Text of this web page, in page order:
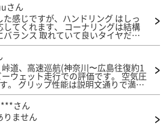
さん
感じですが、ハンドリング はしっ
てくれます、 コーナリングは結構
ランス 取れていて良いタイヤだと
道、高速巡航(神奈川〜広島往復約1
ウェット走行での評価です。 空気圧
で満足
ある方だと思いますが、 他の音の他
。 燃費はカタログ値近く出てるの
このまま4年使用できればコスパ最
たいです。
さん
りません